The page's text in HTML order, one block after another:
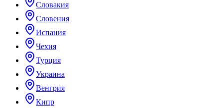
Словакия
Словения
Испания
Чехия
Турция
Украина
Венгрия
Кипр